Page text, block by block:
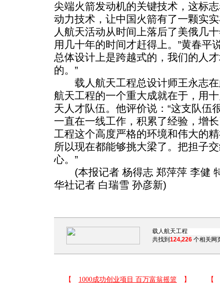
尖端火箭发动机的关键技术，这标
动力技术，让中国火箭有了一颗实
人航天活动从时间上落后了美俄几
用几十年的时间才赶得上。”黄春平
总体设计上是跨越式的，我们的人
的。”
载人航天工程总设计师王永志在
航天工程的一个重大成就在于，用
天人才队伍。他评价说：“这支队伍
一直在一线工作，积累了经验，增
工程这个高度严格的环境和伟大的
所以现在都能够挑大梁了。把担子
心。”
(本报记者 杨得志 郑萍萍 李健
华社记者 白瑞雪 孙彦新)
共找到 124,226 个相关网